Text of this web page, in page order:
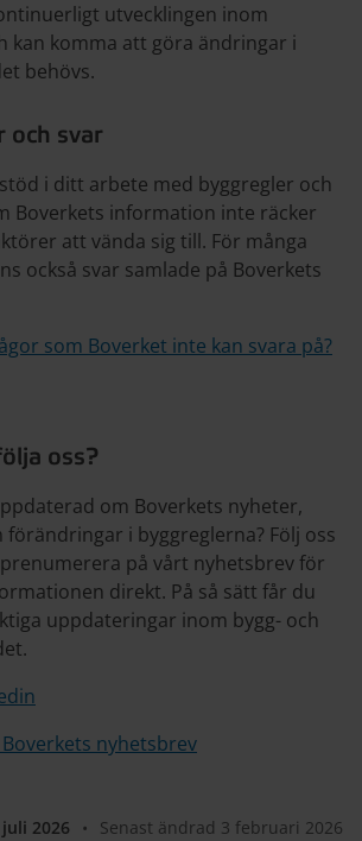
utvecklingen inom
kan komma att göra ändringar i
behövs.
och svar
i ditt arbete med byggregler och
Boverkets information inte räcker
att vända sig till. För många
också svar samlade på Boverkets
som Boverket inte kan svara på?
oss?
om Boverkets nyheter,
i byggreglerna? Följ oss
på vårt nyhetsbrev för
direkt. På så sätt får du
uppdateringar inom bygg- och
nyhetsbrev
2026 •
Senast ändrad 3 februari 2026